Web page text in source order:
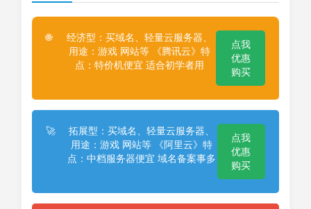
🌐
经济型：买域名、轻量云服务器、
用途：游戏 网站等 《腾讯云》特
点：特价机便宜 适合初学者用
点我
优惠
购买
🚀
拓展型：买域名、轻量云服务器、
用途：游戏 网站等 《阿里云》特
点：中档服务器便宜 域名备案事多
点我
优惠
购买